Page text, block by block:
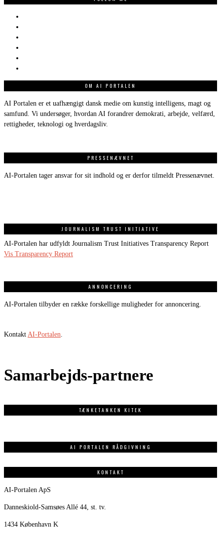
OM AI PORTALEN
AI Portalen er et uafhængigt dansk medie om kunstig intelligens, magt og
samfund. Vi undersøger, hvordan AI forandrer demokrati, arbejde, velfærd,
rettigheder, teknologi og hverdagsliv.
PRESSENÆVNET
AI-Portalen tager ansvar for sit indhold og er derfor tilmeldt Pressenævnet.
JOURNALISM TRUST INITIATIVE
AI-Portalen har udfyldt Journalism Trust Initiatives Transparency Report
Vis Transparency Report
ANNONCERING
AI-Portalen tilbyder en række forskellige muligheder for annoncering.
Kontakt AI-Portalen
Samarbejds-partnere
TÆNKETANKEN KITEK
AI PORTALEN RÅDGIVNING
KONTAKT
AI-Portalen ApS
Danneskiold-Samsøes Allé 44, st. tv.
1434 København K